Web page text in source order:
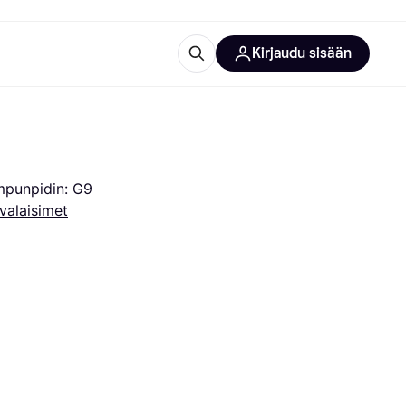
Kirjaudu sisään
G9